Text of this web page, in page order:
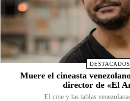
DESTACADOS
Muere el cineasta
director de «El
El cine y las tablas